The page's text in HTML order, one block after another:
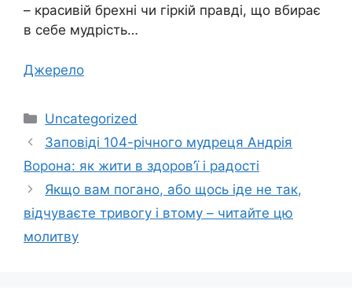
– красивій брехні чи гіркій правді, що вбирає
в себе мудрість…
Джерело
Категорії
Uncategorized
Заповіді 104-річного мудреця Андрія
Ворона: як жити в здоров’ї і радості
Якщо вам погано, або щось іде не так,
відчуваєте тривогу і втому – читайте цю
молитву